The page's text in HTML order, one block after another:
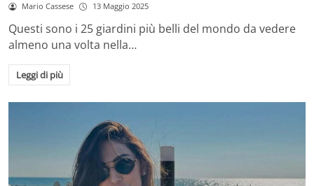
Mario Cassese 13 Maggio 2025
Questi sono i 25 giardini più belli del mondo da vedere
almeno una volta nella…
Leggi di più